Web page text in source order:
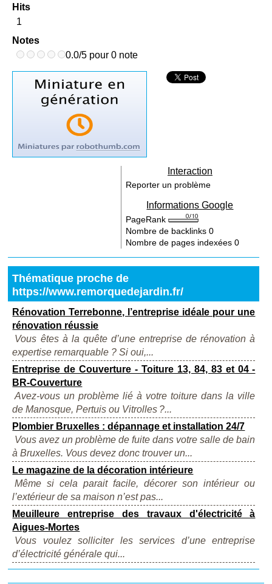
Hits
1
Notes
0.0/5 pour 0 note
Interaction
Reporter un problème
Informations Google
PageRank
Nombre de backlinks0
Nombre de pages indexées0
Thématique proche de
https://www.remorquedejardin.fr/
Rénovation Terrebonne, l’entreprise idéale pour une
rénovation réussie
Vous êtes à la quête d’une entreprise de rénovation à
expertise remarquable ? Si oui,...
Entreprise de Couverture - Toiture 13, 84, 83 et 04 -
BR-Couverture
Avez-vous un problème lié à votre toiture dans la ville
de Manosque, Pertuis ou Vitrolles ?...
Plombier Bruxelles : dépannage et installation 24/7
Vous avez un problème de fuite dans votre salle de bain
à Bruxelles. Vous devez donc trouver un...
Le magazine de la décoration intérieure
Même si cela parait facile, décorer son intérieur ou
l’extérieur de sa maison n’est pas...
Meuilleure entreprise des travaux d'électricité à
Aigues-Mortes
Vous voulez solliciter les services d’une entreprise
d’électricité générale qui...